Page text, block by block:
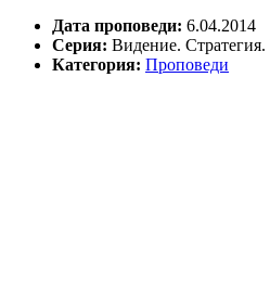
Дата проповеди: 6.04.2014
Серия: Видение. Стратегия.
Категория: Проповеди